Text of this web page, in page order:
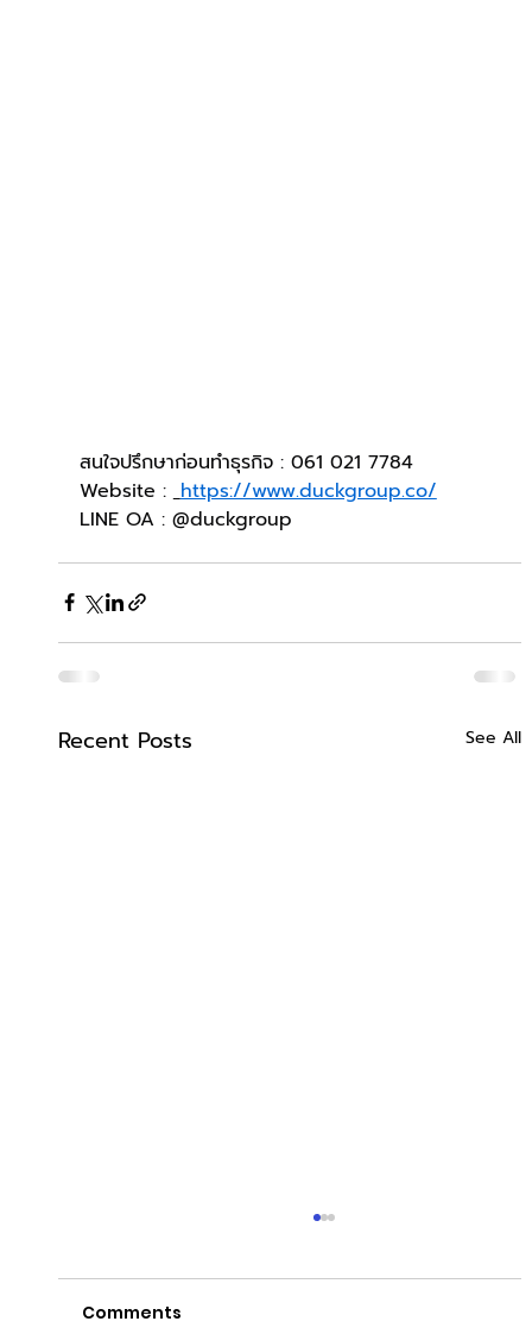
สนใจปรึกษาก่อนทำธุรกิจ : 061 021 7784
Website : https://www.duckgroup.co/
LINE OA : @duckgroup
Recent Posts See All
Comments